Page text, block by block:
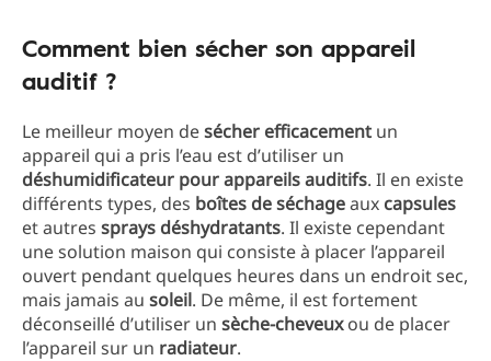
Comment bien sécher son appareil
auditif ?
Le meilleur moyen desécher efficacement un
appareil qui a pris l’eau est d’utiliser un
déshumidificateur pour appareils auditifs. Il en existe
différents types, des boîtes de séchageaux capsules
et autres sprays déshydratants. Il existe cependant
une solution maison qui consiste à placer l’appareil
ouvert pendant quelques heures dans un endroit sec,
mais jamais au soleil. De même, il est fortement
déconseillé d’utiliser un sèche-cheveuxou de placer
l’appareil sur un radiateur.